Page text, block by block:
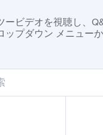
ビデオを視聴し、
プダウン メニュー